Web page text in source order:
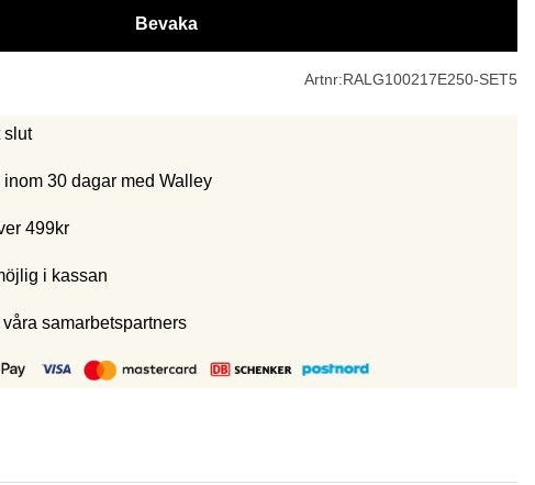
Bevaka
Artnr:RALG100217E250-SET5
slut
30 dagar med Walley
499kr
i kassan
samarbetspartners